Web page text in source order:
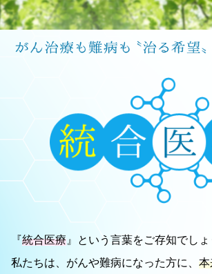
『統合医療 』という言葉をご存知でしょ
私たちは、がんや難病になった方に、 本